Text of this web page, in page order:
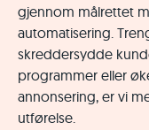
gjennom målrettet
automatisering.
skredder­sydde
programmer eller
annonsering, er vi
utførelse.